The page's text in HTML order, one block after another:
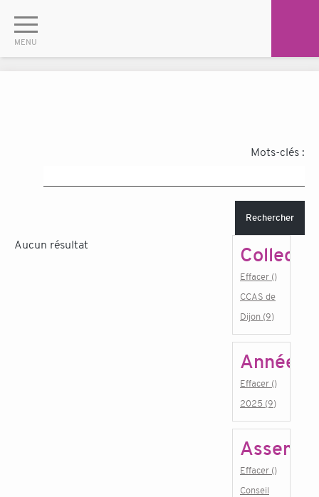
Mots-clés :
Rechercher
Aucun résultat
Effacer ()
CCAS de
Dijon (9)
Année
Effacer ()
2025 (9)
Effacer ()
Conseil